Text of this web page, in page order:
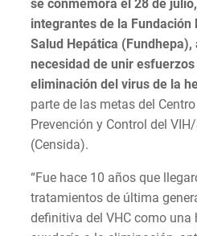
se conmemora el 28 de
integrantes de la Fundación
Salud Hepática
necesidad de unir
eliminación del virus de la
parte de las metas del
Prevención y Control del
(Censida).
“Fue hace 10 años que
tratamientos de última
definitiva del VHC como una